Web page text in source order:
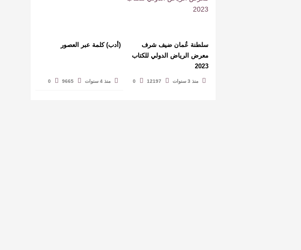
سلطنة عُمان ضيف شرف
معرض الرياض الدولي للكتاب
2023
منذ 3 سنوات 12197
0
(أدب) كلمة عبر العصور
منذ 4 سنوات 9665
0